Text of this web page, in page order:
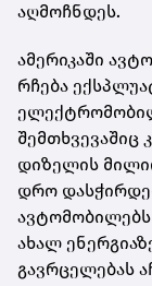
აღმოჩნდეს.
ამერიკაში
რჩება
შემთხვევაშიც
დიზელის
დრო
ახალ
გავრცელებას